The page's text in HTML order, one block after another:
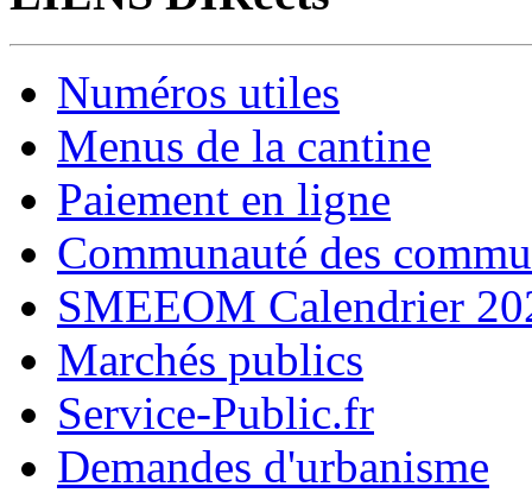
Numéros utiles
Menus de la cantine
Paiement en ligne
Communauté des
SMEEOM Calendrier
Marchés publics
Service-Public.fr
Demandes d'urbanisme